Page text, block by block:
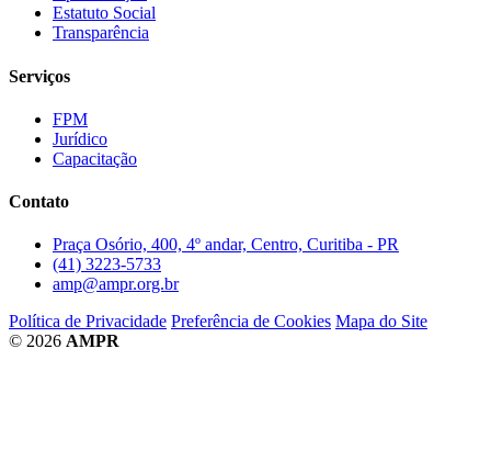
Estatuto Social
Transparência
Serviços
FPM
Jurídico
Capacitação
Contato
Praça Osório, 400, 4º andar, Centro, Curitiba - PR
(41) 3223-5733
amp@ampr.org.br
Política de Privacidade Preferência de Cookies Mapa do Site
© 2026 AMPR